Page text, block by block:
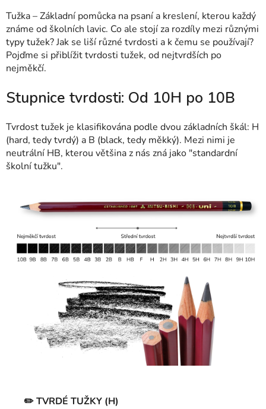
Tužka – Základní pomůcka na psaní a kreslení, kterou každý
známe od školních lavic. Co ale stojí za rozdíly mezi různými
typy tužek? Jak se liší různé tvrdosti a k čemu se používají?
Pojďme si přiblížit tvrdosti tužek, od nejtvrdších po
nejměkčí.
Stupnice tvrdosti: Od 10H po 10B
Tvrdost tužek je klasifikována podle dvou základních škál: H
(hard, tedy tvrdý) a B (black, tedy měkký). Mezi nimi je
neutrální HB, kterou většina z nás zná jako "standardní
školní tužku".
✏️TVRDÉ TUŽKY (H)